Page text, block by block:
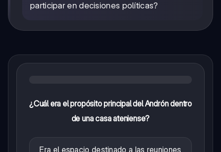
participar en decisiones políticas?
¿Cuál era el propósito principal del Andrón dentro
de una casa ateniense?
Era el espacio destinado a las reuniones